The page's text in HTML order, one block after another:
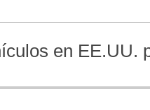
en EE.UU.